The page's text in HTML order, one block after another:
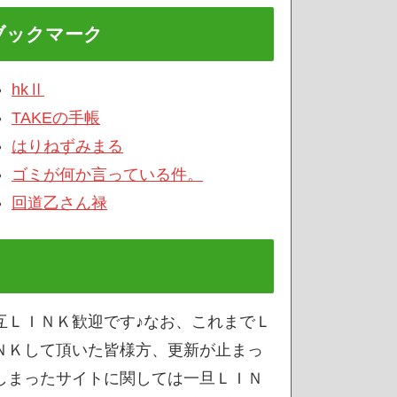
ックマーク
hkⅡ
TAKEの手帳
はりねずみまる
ゴミが何か言っている件。
回道乙さん禄
ＬＩＮＫ歓迎です♪なお、これまでＬ
Ｋして頂いた皆様方、更新が止まっ
まったサイトに関しては一旦ＬＩＮ